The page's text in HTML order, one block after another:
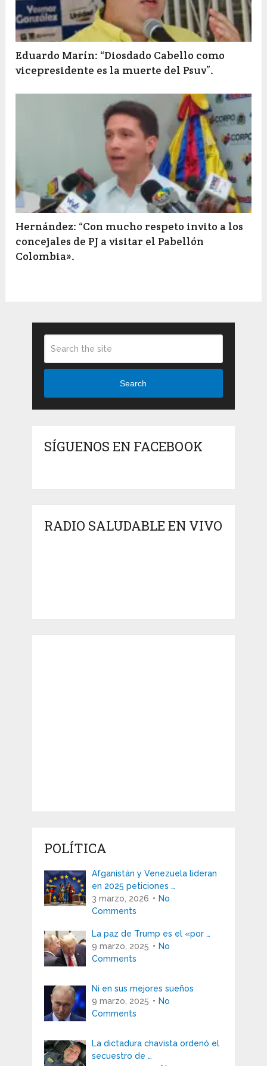
Eduardo Marín: “Diosdado Cabello como
vicepresidente es la muerte del Psuv”.
Hernández: “Con mucho respeto invito a los
concejales de PJ a visitar el Pabellón
Colombia».
Search
SÍGUENOS EN FACEBOOK
RADIO SALUDABLE EN VIVO
POLÍTICA
Afganistán y Venezuela lideran
en 2025 peticiones …
3 marzo, 2026
No
Comments
La paz de Trump es el «por …
9 marzo, 2025
No
Comments
Ni en sus mejores sueños
9 marzo, 2025
No
Comments
La dictadura chavista ordenó el
secuestro de …